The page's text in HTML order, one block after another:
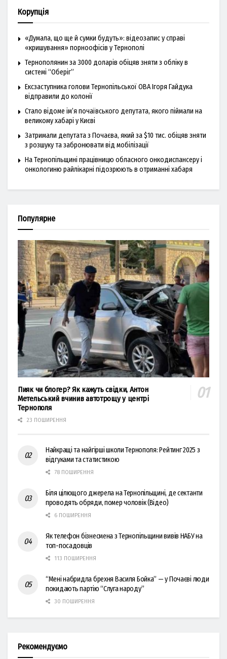
Корупція
«Думала, що ще й сумки будуть»: відеозапис у справі
«кришування» порноофісів у Тернополі
Тернополянин за 3000 доларів обіцяв зняти з обліку в
системі “Оберіг”
Ексзаступника голови Тернопільської ОВА Ігоря Гайдука
відправили до колонії
Стало відоме ім’я почаївського депутата, якого піймали на
великому хабарі у Києві
Затримали депутата з Почаєва, який за $10 тис. обіцяв зняти
з розшуку та забронювати від мобілізації
На Тернопільщині працівницю обласного онкодиспансеру і
онкологиню райлікарні підозрюють в отриманні хабаря
Популярне
Пияк чи блогер? Як кажуть свідки, Антон
Метельський вчинив автотрощу у центрі
Тернополя
23 ПОШИРЕННЯ
Найкращі та найгірші школи Тернополя: Рейтинг 2025 з
відгуками та статистикою
78 ПОШИРЕННЯ
Біля цілющого джерела на Тернопільщині, де сектанти
проводять обряди, помер чоловік (Відео)
6 ПОШИРЕННЯ
Як телефон бізнесмена з Тернопільщини вивів НАБУ на
топ-посадовців
113 ПОШИРЕННЯ
“Мені набридла брехня Василя Бойка” — у Почаєві люди
покидають партію “Слуга народу”
30 ПОШИРЕННЯ
Рекомендуємо